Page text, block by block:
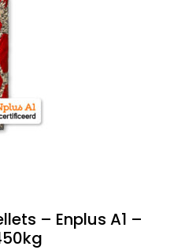
– Enplus A1 –